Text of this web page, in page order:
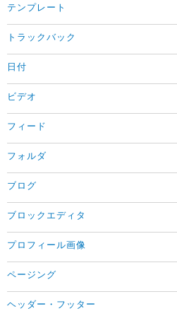
テンプレート
トラックバック
日付
ビデオ
フィード
フォルダ
ブログ
ブロックエディタ
プロフィール画像
ページング
ヘッダー・フッター